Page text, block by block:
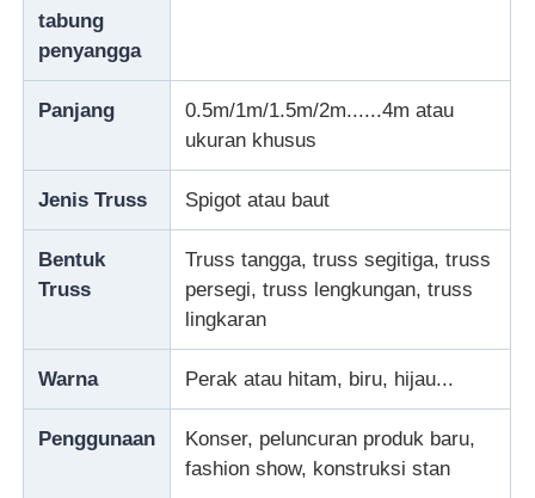
Truss pencahayaan konser
Braket layar LED
Kasus Penerbangan
Penjepit pencahayaan panggung
TRUSS Circular
tabung
penyangga
Panjang
0.5m/1m/1.5m/2m......4m atau
ukuran khusus
Jenis Truss Spigot atau baut
Bentuk
Truss
Truss tangga, truss segitiga, truss
persegi, truss lengkungan, truss
lingkaran
Warna Perak atau hitam, biru, hijau...
Penggunaan
Konser, peluncuran produk baru,
fashion show, konstruksi stan